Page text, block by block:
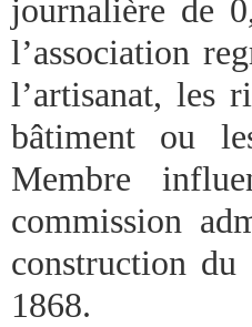
journalière de
l’association
l’artisanat, les
bâtiment ou
Membre
commission
construction du
1868.